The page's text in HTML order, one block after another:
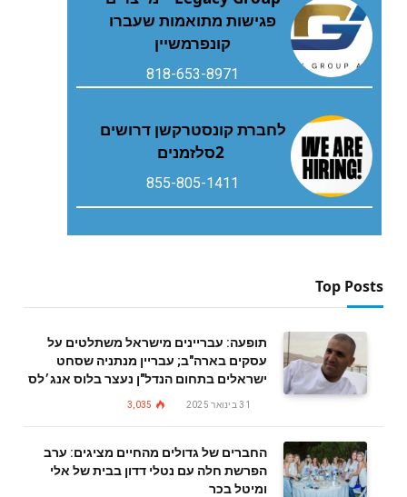
פגישות מתואמות שעברו
קונפרמשיין
818-653-8971
‬2‭ ‬סלזמנים
855-805-1411
Top Posts
תופעה: עבריינים מישראל משתלטים על
עסקים בארה"ב; עבריין מנתניה שסחט
ישראלים בתחום הנדל"ן נעצר בלוס אנג׳לס
31 בינואר 2025 3,035
החברים של גדולים מהחיים מציגים: ערב
הפרשת חלה עם נטלי דדון בבית של אלי
ומיטל בכר